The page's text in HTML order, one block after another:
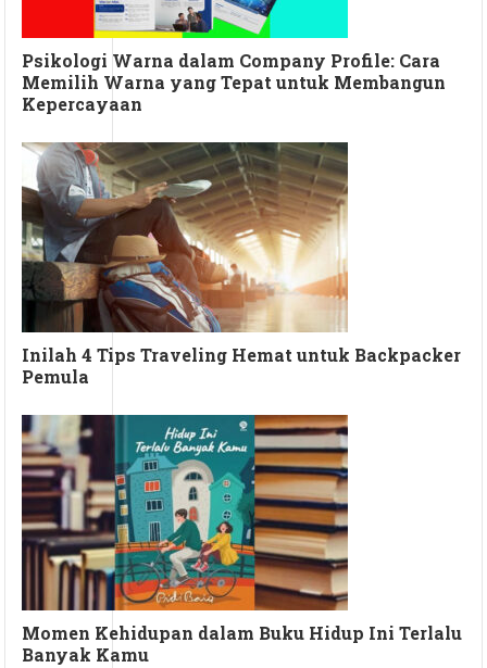
Psikologi Warna dalam Company Profile: Cara
Memilih Warna yang Tepat untuk Membangun
Kepercayaan
Inilah 4 Tips Traveling Hemat untuk Backpacker
Pemula
Momen Kehidupan dalam Buku Hidup Ini Terlalu
Banyak Kamu